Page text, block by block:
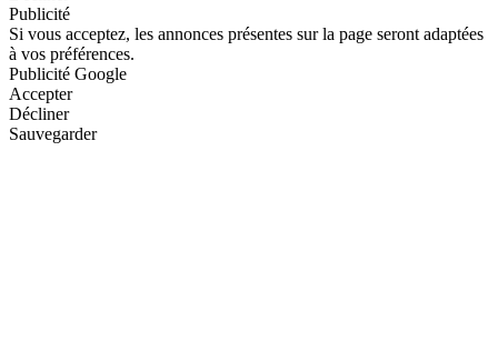
Publicité
Si vous acceptez, les annonces présentes sur la page seront adaptées
à vos préférences.
Publicité Google
Accepter
Décliner
Sauvegarder